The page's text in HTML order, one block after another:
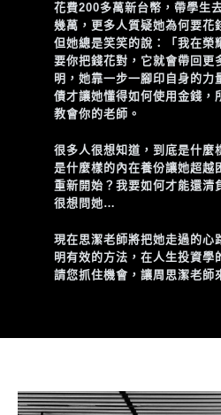
花費200多萬新台幣，帶學生
幾萬，更多人質疑她為何要花
但她總是笑笑的說：「我在榮
要你把錢花對，它就會帶回更
明，她靠一步一腳印自身的力
債才讓她懂得如何使用金錢，
教會你的老師。
很多人很想知道，到底是什麼
是什麼樣的內在養份讓她超越
重新開始？我要如何才能還清
很想問她…
現在思潔老師將把她走過的心
明有效的方法，在人生投資學
請您抓住機會，讓周思潔老師